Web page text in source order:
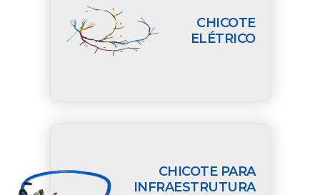
CHICOTE
ELÉTRICO
CHICOTE PARA
INFRAESTRUTURA